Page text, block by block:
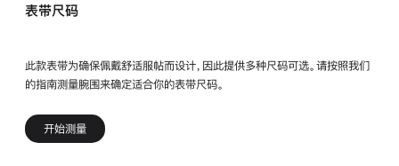
表带尺码
此款表带为确保佩戴舒适服帖而设计，因此提供多种尺码可选。请按照我们
的指南测量腕围来确定适合你的表带尺码。
开始测量